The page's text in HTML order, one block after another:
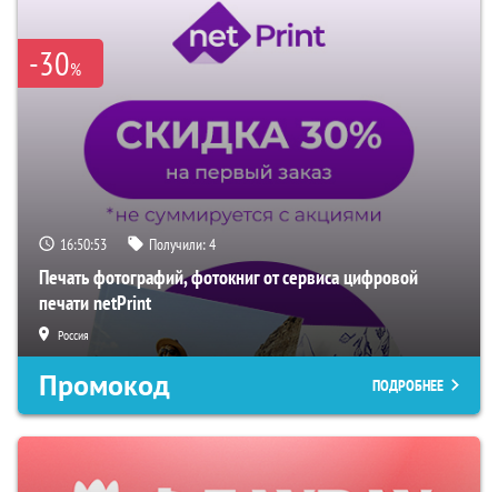
-30%
16:50:52 Получили:4
Печать фотографий, фотокниг от сервиса цифровой
печати netPrint
Россия
Промокод ПОДРОБНЕЕ